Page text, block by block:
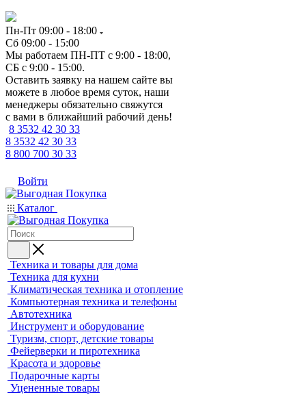
Пн-Пт 09:00 - 18:00
Сб 09:00 - 15:00
Мы работаем ПН-ПТ с 9:00 - 18:00,
СБ с 9:00 - 15:00.
Оставить заявку на нашем сайте вы
можете в любое время суток, наши
менеджеры обязательно свяжутся
с вами в ближайший рабочий день!
8 3532 42 30 33
8 3532 42 30 33
8 800 700 30 33
Войти
Каталог
Техника и товары для дома
Техника для кухни
Климатическая техника и отопление
Компьютерная техника и телефоны
Автотехника
Инструмент и оборудование
Туризм, спорт, детские товары
Фейерверки и пиротехника
Красота и здоровье
Подарочные карты
Уцененные товары